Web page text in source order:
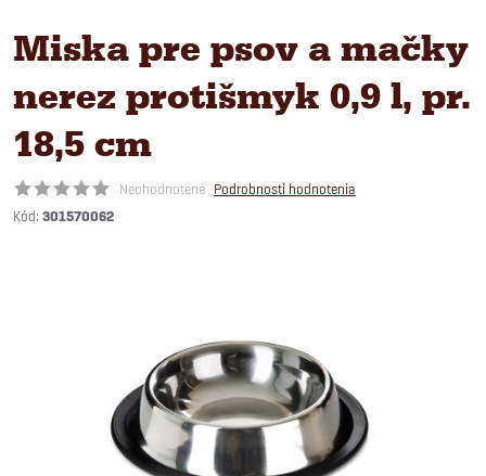
Miska pre psov a mačky
nerez protišmyk 0,9 l, pr.
18,5 cm
Neohodnotené Podrobnosti hodnotenia
Kód: 301570062